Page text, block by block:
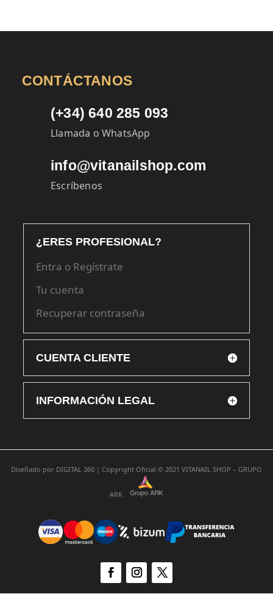
CONTÁCTANOS
(+34) 640 285 093
Llamada o WhatsApp
info@vitanailshop.com
Escríbenos
¿ERES PROFESIONAL?
Entra o Regístrate
Tu cuenta
Recuperar contraseña
CUENTA CLIENTE
INFORMACIÓN LEGAL
Diseñado por DIGITAL 360 | Copyright Oficial © 2021 VITANAIL SHOP – GRUPO
ARK